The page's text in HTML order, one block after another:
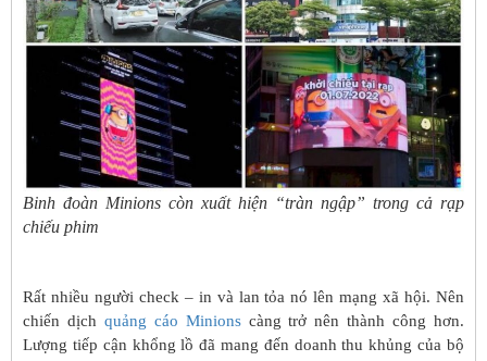
Binh đoàn Minions còn xuất hiện “tràn ngập” trong cả rạp
chiếu phim
Rất nhiều người check – in và lan tỏa nó lên mạng xã hội. Nên
chiến dịch quảng cáo Minionscàng trở nên thành công hơn.
Lượng tiếp cận khổng lồ đã mang đến doanh thu khủng của bộ